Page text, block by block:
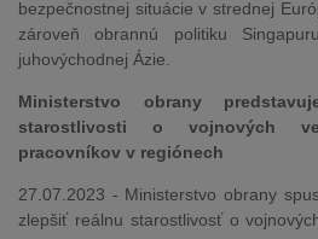
bezpečnostnej situácie v strednej
zároveň obrannú politiku
juhovýchodnej Ázie.
Ministerstvo obrany
starostlivosti o vojnových
pracovníkov v regiónech
27.07.2023 - Ministerstvo obrany
zlepšiť reálnu starostlivosť o